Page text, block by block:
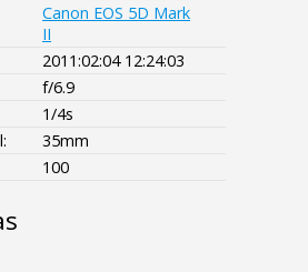
Canon EOS 5D Mark
II
2011:02:04 12:24:03
f/6.9
1/4s
35mm
100